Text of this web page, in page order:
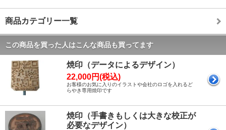
商品カテゴリー一覧
この商品を買った人はこんな商品も買ってます
焼印（データによるデザイン）
22,000円(税込)
お客様のお気に入りのイラストや会社のロゴを入れるど
らやき専用焼印です
焼印（手書きもしくは大きな校正が
必要なデザイン）